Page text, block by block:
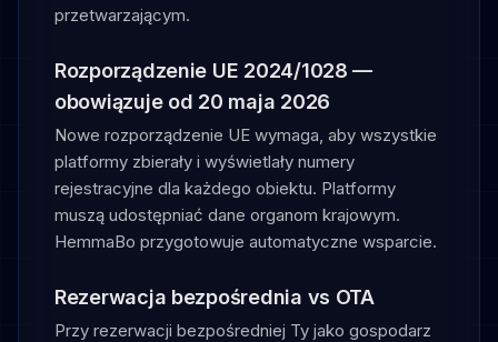
przetwarzającym.
Rozporządzenie UE 2024/1028 —
obowiązuje od 20 maja 2026
Nowe rozporządzenie UE wymaga, aby wszystkie
platformy zbierały i wyświetlały numery
rejestracyjne dla każdego obiektu. Platformy
muszą udostępniać dane organom krajowym.
HemmaBo przygotowuje automatyczne wsparcie.
Rezerwacja bezpośrednia vs OTA
Przy rezerwacji bezpośredniej Ty jako gospodarz